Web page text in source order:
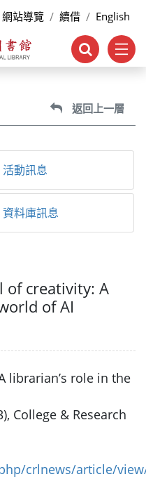
網站導覽 續借 English
返回上一層
活動訊息
資料庫訊息
of creativity: A
of AI
librarian’s role in the
College & Research
crlnews/article/